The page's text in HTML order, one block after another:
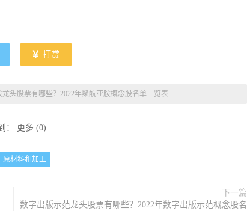
打赏
龙头股票有哪些？2022年聚酰亚胺概念股名单一览表
： 更多 (0)
原材料和加工
下一篇
数字出版示范龙头股票有哪些？2022年数字出版示范概念股名